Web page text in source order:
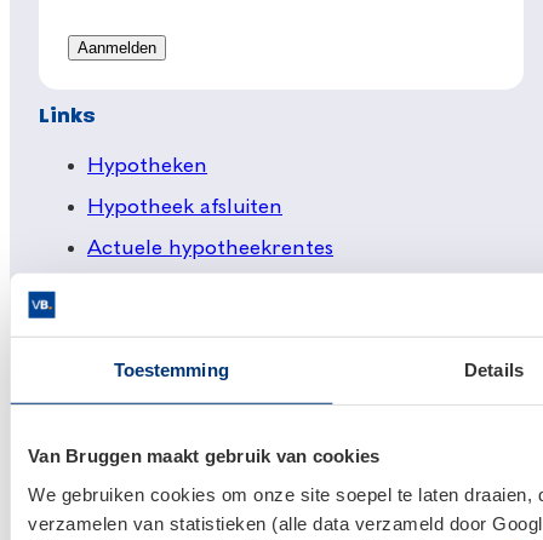
Toestemming Details
Van Bruggen maakt gebruik van cookies
We gebruiken cookies om onze site soepel te laten
verzamelen van statistieken (alle data verzameld door
Links
Hypotheken
Hypotheek afsluiten
Actuele hypotheekrentes
Makelaardij
Huis kopen
Huis verkopen
Klantenservice en contact